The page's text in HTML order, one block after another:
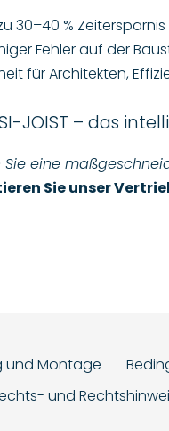
30–40 %
Fehler auf der
für Architekten,
JOIST – das
Sie eine
Sie unser
und Montage
und